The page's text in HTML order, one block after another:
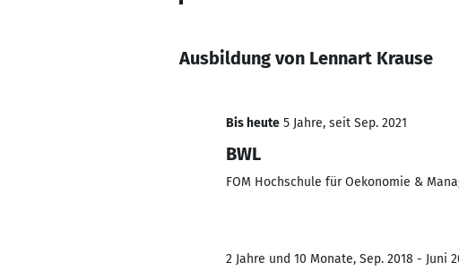
Ausbildung von Lennart Krause
Bis heute 5 Jahre, seit Sep. 2021
BWL
FOM Hochschule für Oekonomie &
2 Jahre und 10 Monate, Sep. 2018 - Juni